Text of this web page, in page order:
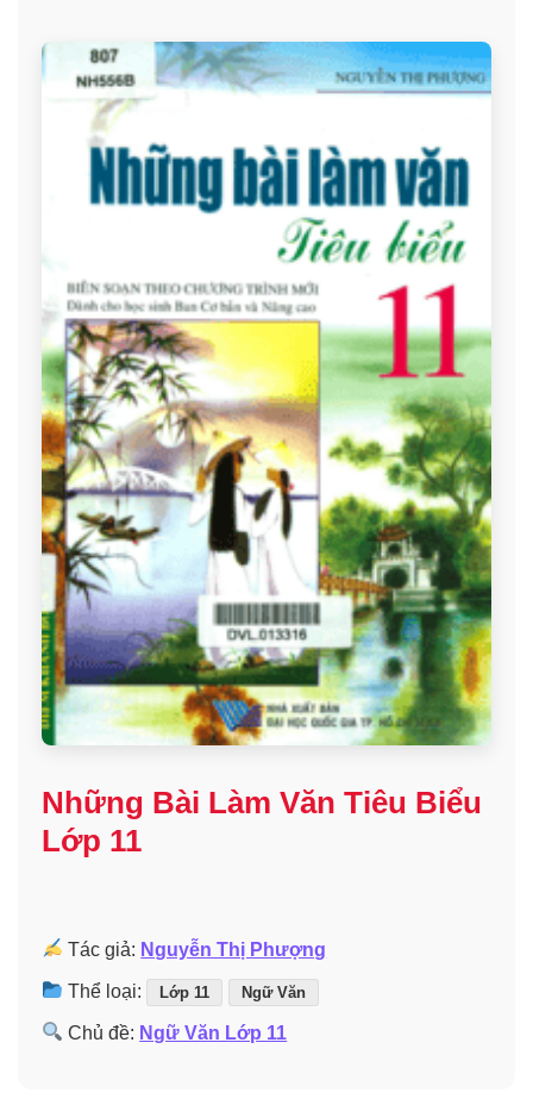
Những Bài Làm Văn Tiêu Biểu
Lớp 11
Tác giả: Nguyễn Thị Phượng
Thể loại: Lớp 11 Ngữ Văn
Chủ đề: Ngữ Văn Lớp 11